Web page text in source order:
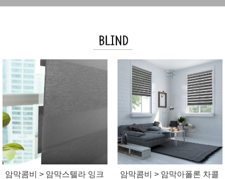
암막콤비 > 암막스텔라 잉크
암막콤비 > 암막아폴론 차콜